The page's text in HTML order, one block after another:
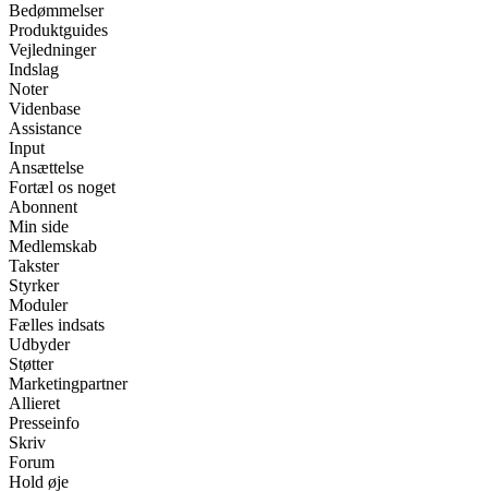
Bedømmelser
Produktguides
Vejledninger
Indslag
Noter
Videnbase
Assistance
Input
Ansættelse
Fortæl os noget
Abonnent
Min side
Medlemskab
Takster
Styrker
Moduler
Fælles indsats
Udbyder
Støtter
Marketingpartner
Allieret
Presseinfo
Skriv
Forum
Hold øje